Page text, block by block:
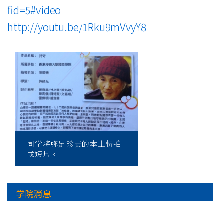
院
香
大
fid=5#video
http://youtu.be/1Rku9mVvyY8
同学将弥足珍贵的本土情拍
成短片。
学院消息